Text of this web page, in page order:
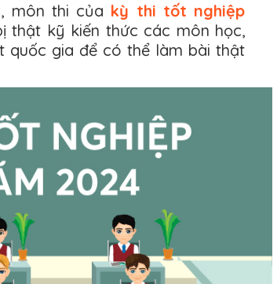
môn thi của kỳ thi tốt nghiệp
thật kỹ kiến thức các môn học,
quốc gia để có thể làm bài thật